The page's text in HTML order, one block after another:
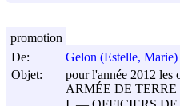
De:
Gelon (Estelle, Marie)
Objet:
pour l'année 2012 les
ARMÉE DE TERRE
promotion